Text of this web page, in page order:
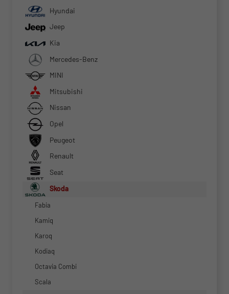
Hyundai
Jeep
Kia
Mercedes-Benz
MINI
Mitsubishi
Nissan
Opel
Peugeot
Renault
Seat
Skoda
Fabia
Kamiq
Karoq
Kodiaq
Octavia Combi
Scala